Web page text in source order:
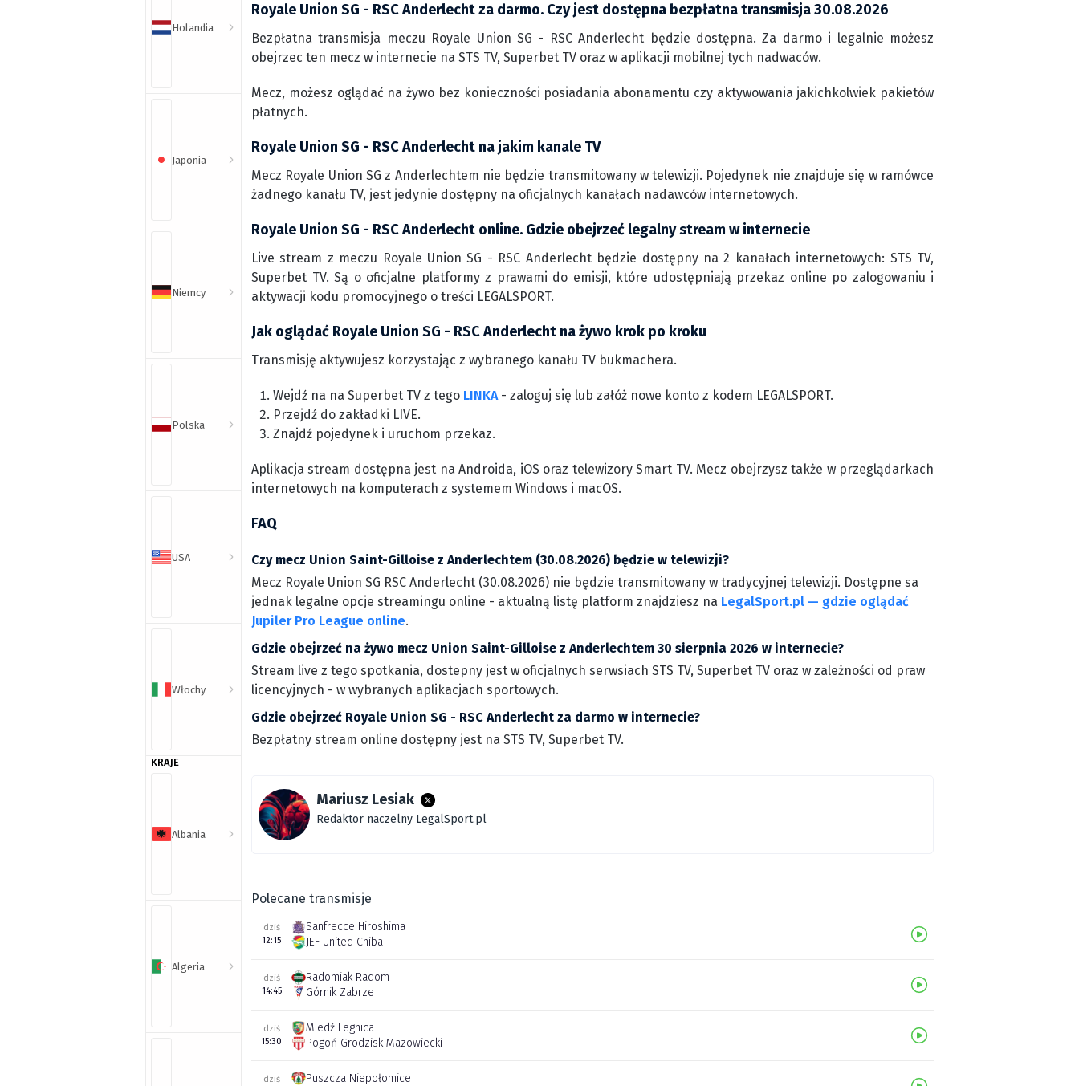
Holandia
Japonia
Niemcy
Polska
USA
Włochy
KRAJE
Albania
Algeria
Royale Union SG - RSC Anderlecht za darmo. Czy jest dostępna bezpłatna transmisja 30.08.2026
Bezpłatna transmisja meczu Royale Union SG - RSC Anderlecht będzie dostępna. Za darmo i legalnie możesz
obejrzec ten mecz w internecie na STS TV, Superbet TV oraz w aplikacji mobilnej tych nadwaców.
Mecz, możesz oglądać na żywo bez konieczności posiadania abonamentu czy aktywowania jakichkolwiek pakietów
płatnych.
Royale Union SG - RSC Anderlecht na jakim kanale TV
Mecz Royale Union SG z Anderlechtem nie będzie transmitowany w telewizji. Pojedynek nie znajduje się w ramówce
żadnego kanału TV, jest jedynie dostępny na oficjalnych kanałach nadawców internetowych.
Royale Union SG - RSC Anderlecht online. Gdzie obejrzeć legalny stream w internecie
Live stream z meczu Royale Union SG - RSC Anderlecht będzie dostępny na 2 kanałach internetowych: STS TV,
Superbet TV. Są o oficjalne platformy z prawami do emisji, które udostępniają przekaz online po zalogowaniu i
aktywacji kodu promocyjnego o treści LEGALSPORT.
Jak oglądać Royale Union SG - RSC Anderlecht na żywo krok po kroku
Transmisję aktywujesz korzystając z wybranego kanału TV bukmachera.
Wejdź na na Superbet TV z tego LINKA- zaloguj się lub załóż nowe konto z kodem LEGALSPORT.
Przejdź do zakładki LIVE.
Znajdź pojedynek i uruchom przekaz.
Aplikacja stream dostępna jest na Androida, iOS oraz telewizory Smart TV. Mecz obejrzysz także w przeglądarkach
internetowych na komputerach z systemem Windows i macOS.
FAQ
Czy mecz Union Saint-Gilloise z Anderlechtem (30.08.2026) będzie w telewizji?
Mecz Royale Union SG RSC Anderlecht (30.08.2026) nie będzie transmitowany w tradycyjnej telewizji. Dostępne sa
jednak legalne opcje streamingu online - aktualną listę platform znajdziesz na LegalSport.pl — gdzie oglądać
Jupiler Pro League online.
Gdzie obejrzeć na żywo mecz Union Saint-Gilloise z Anderlechtem 30 sierpnia 2026 w internecie?
Stream live z tego spotkania, dostepny jest w oficjalnych serwsiach STS TV, Superbet TV oraz w zależności od praw
licencyjnych - w wybranych aplikacjach sportowych.
Gdzie obejrzeć Royale Union SG - RSC Anderlecht za darmo w internecie?
Bezpłatny stream online dostępny jest na STS TV, Superbet TV.
Mariusz Lesiak
Redaktor naczelny LegalSport.pl
Polecane transmisje
dziś
12:15
Sanfrecce Hiroshima
JEF United Chiba
dziś
14:45
Radomiak Radom
Górnik Zabrze
dziś
15:30
Miedź Legnica
Pogoń Grodzisk Mazowiecki
dziś
Puszcza Niepołomice